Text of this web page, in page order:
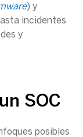
) y
incidentes
y
SOC
posibles